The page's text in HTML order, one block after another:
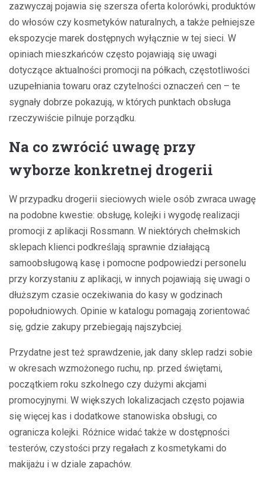
zazwyczaj pojawia się szersza oferta kolorówki, produktów
do włosów czy kosmetyków naturalnych, a także pełniejsze
ekspozycje marek dostępnych wyłącznie w tej sieci. W
opiniach mieszkańców często pojawiają się uwagi
dotyczące aktualności promocji na półkach, częstotliwości
uzupełniania towaru oraz czytelności oznaczeń cen – te
sygnały dobrze pokazują, w których punktach obsługa
rzeczywiście pilnuje porządku.
Na co zwrócić uwagę przy
wyborze konkretnej drogerii
W przypadku drogerii sieciowych wiele osób zwraca uwagę
na podobne kwestie: obsługę, kolejki i wygodę realizacji
promocji z aplikacji Rossmann. W niektórych chełmskich
sklepach klienci podkreślają sprawnie działającą
samoobsługową kasę i pomocne podpowiedzi personelu
przy korzystaniu z aplikacji, w innych pojawiają się uwagi o
dłuższym czasie oczekiwania do kasy w godzinach
popołudniowych. Opinie w katalogu pomagają zorientować
się, gdzie zakupy przebiegają najszybciej.
Przydatne jest też sprawdzenie, jak dany sklep radzi sobie
w okresach wzmożonego ruchu, np. przed świętami,
początkiem roku szkolnego czy dużymi akcjami
promocyjnymi. W większych lokalizacjach często pojawia
się więcej kas i dodatkowe stanowiska obsługi, co
ogranicza kolejki. Różnice widać także w dostępności
testerów, czystości przy regałach z kosmetykami do
makijażu i w dziale zapachów.